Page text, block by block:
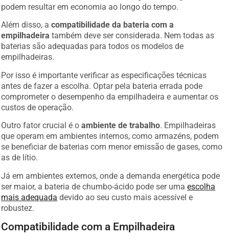
podem resultar em economia ao longo do tempo.
Além disso, acompatibilidade da bateria com a
empilhadeira também deve ser considerada. Nem todas as
baterias são adequadas para todos os modelos de
empilhadeiras.
Por isso é importante verificar as especificações técnicas
antes de fazer a escolha. Optar pela bateria errada pode
comprometer o desempenho da empilhadeira e aumentar os
custos de operação.
Outro fator crucial é oambiente de trabalho. Empilhadeiras
que operam em ambientes internos, como armazéns, podem
se beneficiar de baterias com menor emissão de gases, como
as de lítio.
Já em ambientes externos, onde a demanda energética pode
ser maior, a bateria de chumbo-ácido pode ser umaescolha
mais adequada devido ao seu custo mais acessível e
robustez.
Compatibilidade com a Empilhadeira